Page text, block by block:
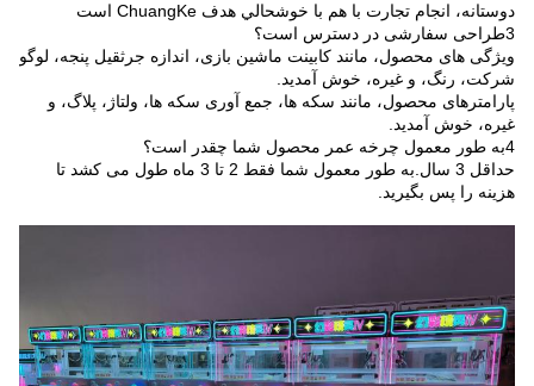
دوستانه، انجام تجارت با هم با خوشحالي هدف ChuangKe است
3طراحی سفارشی در دسترس است؟
ویژگی های محصول، مانند کابینت ماشین بازی، اندازه جرثقیل پنجه، لوگو
شرکت، رنگ، و غیره، خوش آمدید.
پارامترهای محصول، مانند سکه ها، جمع آوری سکه ها، ولتاژ، پلاگ، و
غیره، خوش آمدید.
4به طور معمول چرخه عمر محصول شما چقدر است؟
حداقل 3 سال.به طور معمول شما فقط 2 تا 3 ماه طول می کشد تا
هزینه را پس بگیرید.